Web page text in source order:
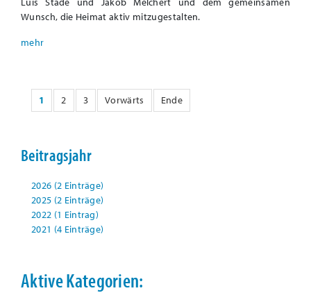
Wunsch, die Heimat aktiv mitzugestalten.
1 2 3 Vorwärts Ende
Beitragsjahr
2026 (2 Einträge)
2025 (2 Einträge)
2022 (1 Eintrag)
2021 (4 Einträge)
Aktive Kategorien: